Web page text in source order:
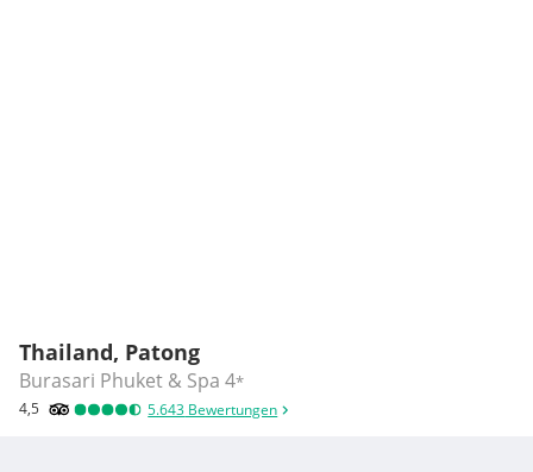
Thailand, Patong
Burasari Phuket & Spa 4*
4,5 5.643 Bewertungen